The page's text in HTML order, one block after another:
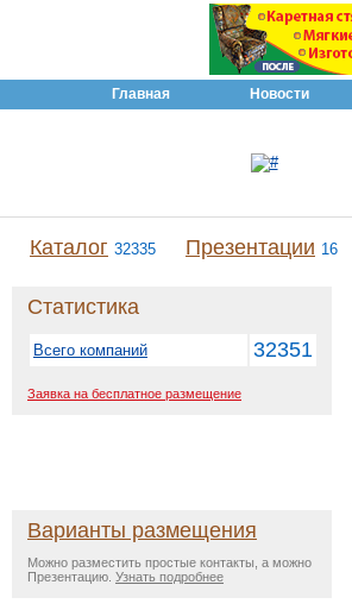
Главная Новости
Каталог 32335 Презентации 16
Статистика
Всего компаний 32351
Заявка на бесплатное размещение
Варианты размещения
Можно разместить простые контакты, а можно
Презентацию. Узнать подробнее